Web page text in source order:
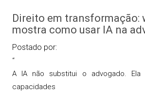
Direito em transformação:
mostra como usar IA na
Postado por:
“
A IA não substitui o advogado. Ela
capacidades